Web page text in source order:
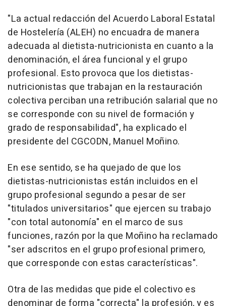
"La actual redacción del Acuerdo Laboral Estatal
de Hostelería (ALEH) no encuadra de manera
adecuada al dietista-nutricionista en cuanto a la
denominación, el área funcional y el grupo
profesional. Esto provoca que los dietistas-
nutricionistas que trabajan en la restauración
colectiva perciban una retribución salarial que no
se corresponde con su nivel de formación y
grado de responsabilidad", ha explicado el
presidente del CGCODN, Manuel Moñino.
En ese sentido, se ha quejado de que los
dietistas-nutricionistas están incluidos en el
grupo profesional segundo a pesar de ser
"titulados universitarios" que ejercen su trabajo
"con total autonomía" en el marco de sus
funciones, razón por la que Moñino ha reclamado
"ser adscritos en el grupo profesional primero,
que corresponde con estas características".
Otra de las medidas que pide el colectivo es
denominar de forma "correcta" la profesión, y es